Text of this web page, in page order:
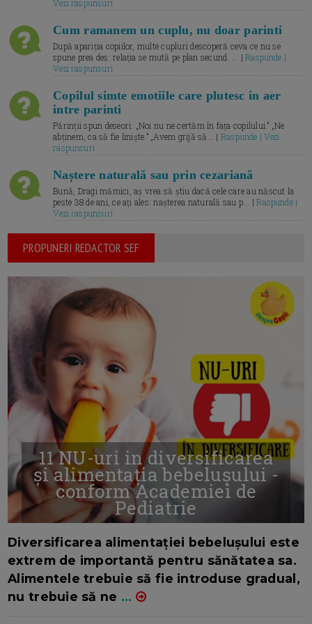
Vezi raspunsuri
Cum ramanem un cuplu, nu doar parinti
După apariția copiilor, multe cupluri descoperă ceva ce nu se
spune prea des: relația se mută pe plan secund. ... |Raspunde |
Vezi raspunsuri
Copilul simte emotiile care plutesc in aer
intre parinti
Părinții spun deseori: „Noi nu ne certăm în fața copilului.” „Ne
abținem, ca să fie liniște.” „Avem grijă să... | Raspunde | Vezi
raspunsuri
Naștere naturală sau prin cezariană
Bună, Dragi mămici, aș vrea să știu dacă cele care au născut la
peste 38 de ani, ce ați ales: nașterea naturală sau p... |Raspunde |
Vezi raspunsuri
PROPUNERI REDACTOR SEF
11 NU-uri in diversificarea
și alimentația bebelușului -
conform Academiei de
Pediatrie
Diversificarea alimentației bebelușului este
extrem de importantă pentru sănătatea sa.
Alimentele trebuie să fie introduse gradual,
nu trebuie să ne ...